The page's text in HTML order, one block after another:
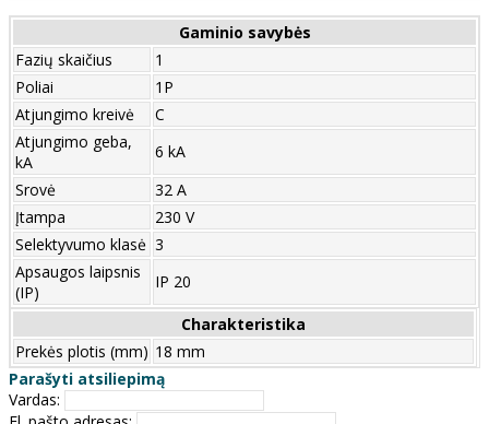
Gaminio savybės
Fazių skaičius
1
Poliai
1P
Atjungimo kreivė
C
Atjungimo geba,
kA
6 kA
Srovė
32 A
Įtampa
230 V
Selektyvumo klasė 3
Apsaugos laipsnis
(IP)
IP 20
Charakteristika
Prekės plotis (mm) 18 mm
Parašyti atsiliepimą
Vardas: